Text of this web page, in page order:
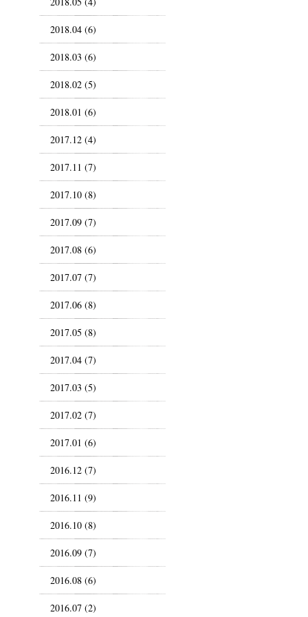
2018.04 (6)
2018.03 (6)
2018.02 (5)
2018.01 (6)
2017.12 (4)
2017.11 (7)
2017.10 (8)
2017.09 (7)
2017.08 (6)
2017.07 (7)
2017.06 (8)
2017.05 (8)
2017.04 (7)
2017.03 (5)
2017.02 (7)
2017.01 (6)
2016.12 (7)
2016.11 (9)
2016.10 (8)
2016.09 (7)
2016.08 (6)
2016.07 (2)